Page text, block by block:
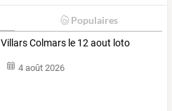
Populaires
Villars Colmars le 12 aout loto
4 août 2026